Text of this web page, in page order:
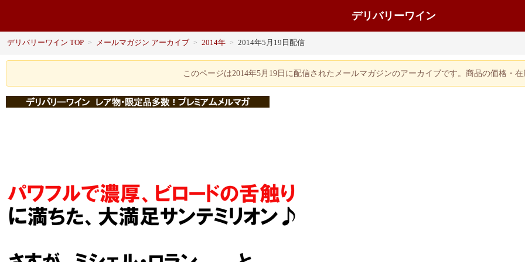
デリバリーワイン
デリバリーワイン TOP > メールマガジン アーカイブ > 2014年 > 2014年5月19日配信
このページは2014年5月19日に配信されたメールマガジンのアーカイブです。商品の価格・在